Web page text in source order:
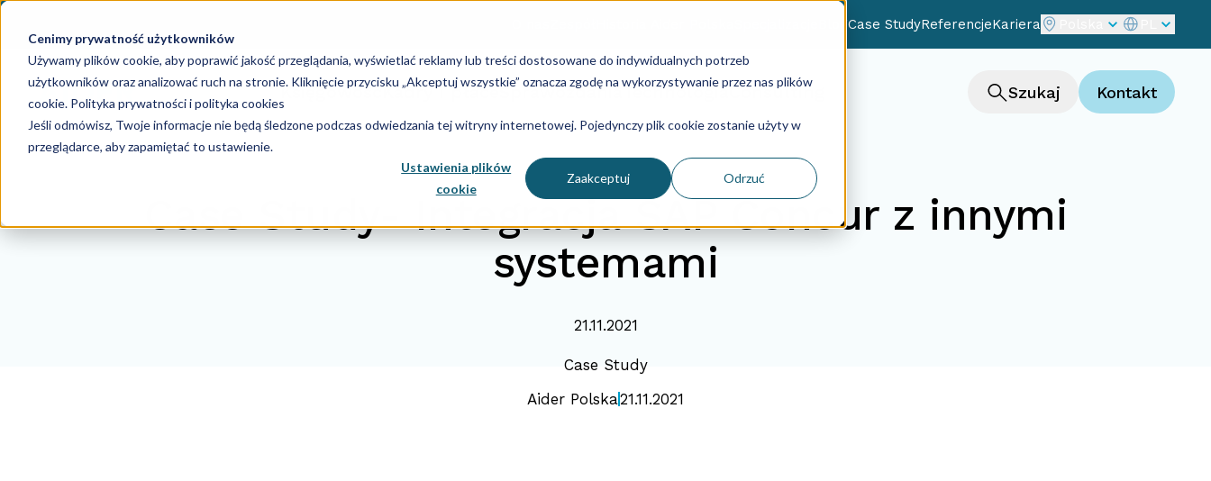
Cenimy prywatność użytkowników
Używamy plików cookie, aby poprawić jakość przeglądania, wyświetlać reklamy lub treści dostosowane do indywidualnych potrzeb
użytkowników oraz analizować ruch na stronie. Kliknięcie przycisku „Akceptuj wszystkie” oznacza zgodę na wykorzystywanie przez nas plików
cookie.Polityka prywatności i polityka cookies
Jeśli odmówisz, Twoje informacje nie będą śledzone podczas odwiedzania tej witryny internetowej. Pojedynczy plik cookie zostanie użyty w
przeglądarce, aby zapamiętać to ustawienie.
Ustawienia plików
cookie
Zaakceptuj Odrzuć
BlogCase StudyReferencjeKariera
KsięgowośćKadry i płaceSprawozdania TechnologiaConsulting Szukaj Kontakt
Case Study- Integracja SAP Concur z innymi
systemami
21.11.2021
Case Study
Aider Polska21.11.2021